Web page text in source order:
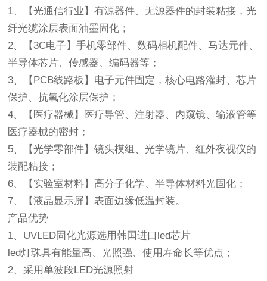
1、【光通信行业】有源器件、无源器件的封装粘接，光
纤光缆涂层表面油墨固化；
2、【3C电子】手机零部件、数码相机配件、马达元件、
半导体芯片、传感器、编码器等；
3、【PCB线路板】电子元件固定，核心电路灌封、芯片
保护、抗氧化涂层保护；
4、【医疗器械】医疗导管、注射器、内窥镜、输液管等
医疗器械的密封；
5、【光学零部件】镜头模组、光学镜片、红外夜视仪的
装配粘接；
6、【实验室材料】高分子化学、半导体材料光固化；
7、【液晶显示屏】表面边缘低温封装。
产品优势
1、UVLED固化光源选用韩国进口led芯片
led灯珠具有能量高、光照强、使用寿命长等优点；
2、采用单波段LED光源照射